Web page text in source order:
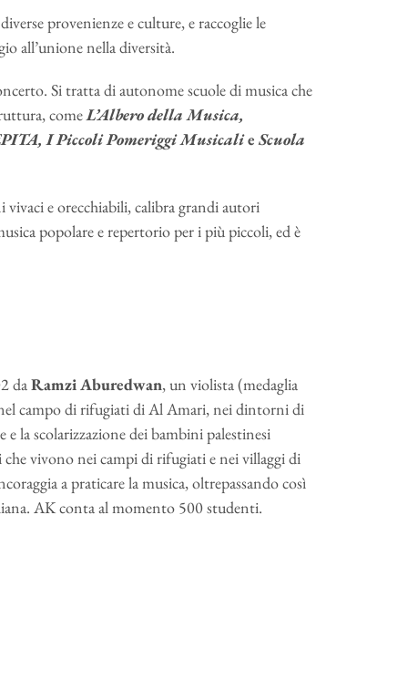
provenienze e culture, e raccoglie le
all’unione nella diversità.
Si tratta di autonome scuole di musica che
comeL’Albero della Musica,
I Piccoli Pomeriggi MusicalieScuola
vivaci e orecchiabili, calibra grandi autori
popolare e repertorio per i più piccoli, ed è
daRamzi Aburedwan, un violista (medaglia
campo di rifugiati di Al Amari, nei dintorni di
la scolarizzazione dei bambini palestinesi
che vivono nei campi di rifugiati e nei villaggi di
a praticare la musica, oltrepassando così
AK conta al momento 500 studenti.